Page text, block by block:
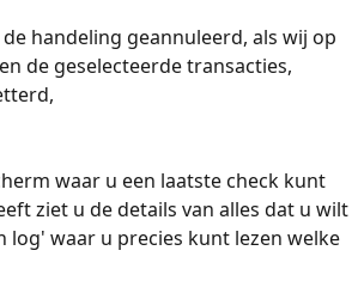
handeling geannuleerd, als wij op
de geselecteerde transacties,
waar u een laatste check kunt
ziet u de details van alles dat u wilt
waar u precies kunt lezen welke